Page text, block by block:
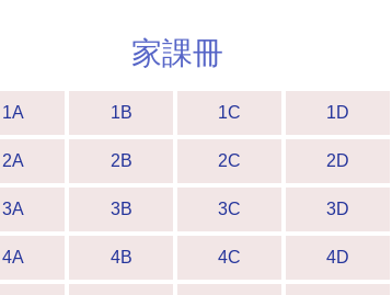
家課冊
1A 1B 1C 1D
2A 2B 2C 2D
3A 3B 3C 3D
4A 4B 4C 4D